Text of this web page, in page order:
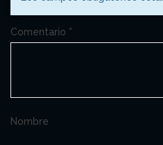
Comentario *
Nombre